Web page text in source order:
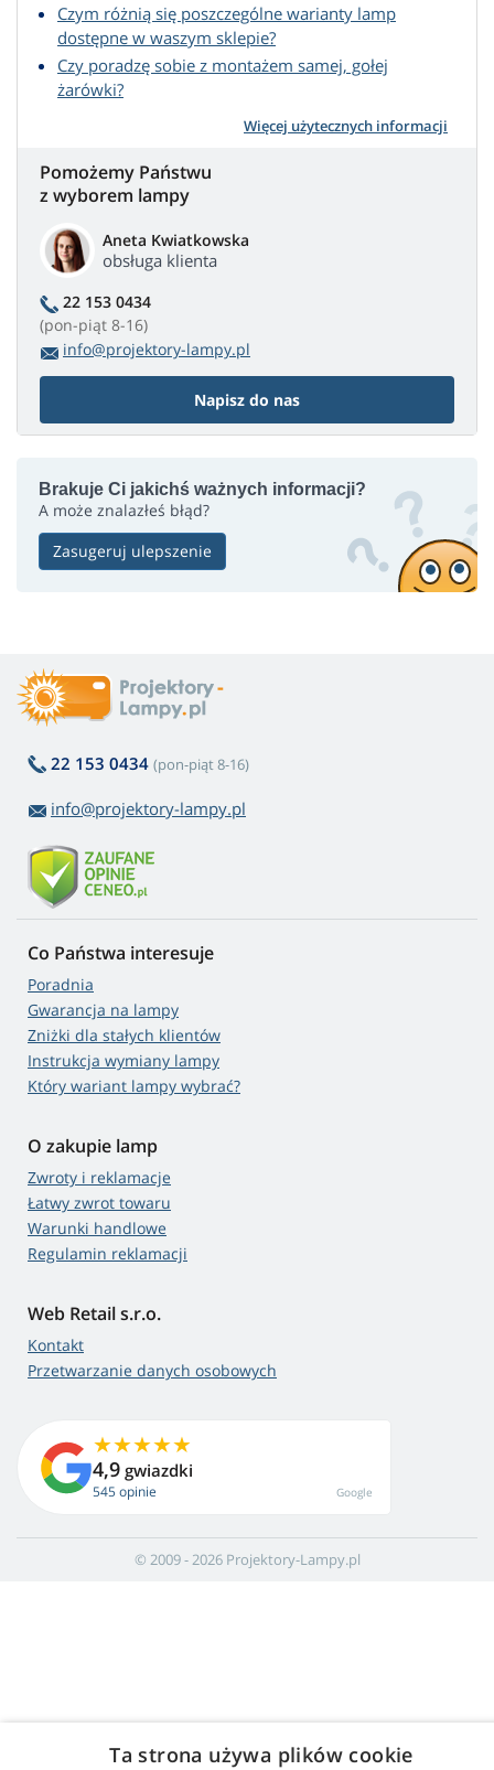
Czym różnią się poszczególne warianty lamp
dostępne w waszym sklepie?
Czy poradzę sobie z montażem samej, gołej
żarówki?
Więcej użytecznych informacji
Pomożemy Państwu
z wyborem lampy
Aneta Kwiatkowska
obsługa klienta
22 153 0434
(pon-piąt 8-16)
info@projektory-lampy.pl
Napisz do nas
Brakuje Ci jakichś ważnych informacji?
A może znalazłeś błąd?
Zasugeruj ulepszenie
22 153 0434 (pon-piąt 8-16)
info@projektory-lampy.pl
Co Państwa interesuje
Poradnia
Gwarancja na lampy
Zniżki dla stałych klientów
Instrukcja wymiany lampy
Który wariant lampy wybrać?
O zakupie lamp
Zwroty i reklamacje
Łatwy zwrot towaru
Warunki handlowe
Regulamin reklamacji
Web Retail s.r.o.
Kontakt
Przetwarzanie danych osobowych
4,9 gwiazdki
545 opinie Google
© 2009 - 2026 Projektory-Lampy.pl
Ta strona używa plików cookie